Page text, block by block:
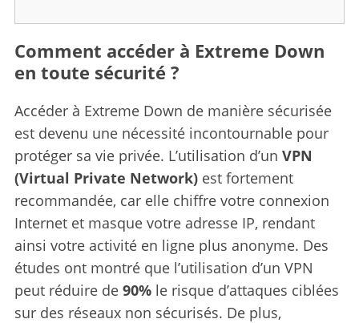
Comment accéder à Extreme Down
en toute sécurité ?
Accéder à Extreme Down de manière sécurisée
est devenu une nécessité incontournable pour
protéger sa vie privée. L’utilisation d’un VPN
(Virtual Private Network)est fortement
recommandée, car elle chiffre votre connexion
Internet et masque votre adresse IP, rendant
ainsi votre activité en ligne plus anonyme. Des
études ont montré que l’utilisation d’un VPN
peut réduire de 90%le risque d’attaques ciblées
sur des réseaux non sécurisés. De plus,